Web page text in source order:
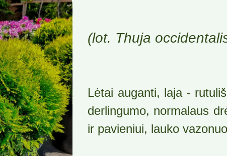
(lot. Thuja
Lėtai auganti, laja -
derlingumo, normalaus
ir pavieniui, lauko